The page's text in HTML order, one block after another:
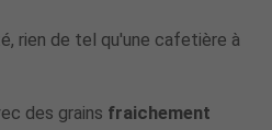
rien de tel qu'une cafetière à
des grains fraichement